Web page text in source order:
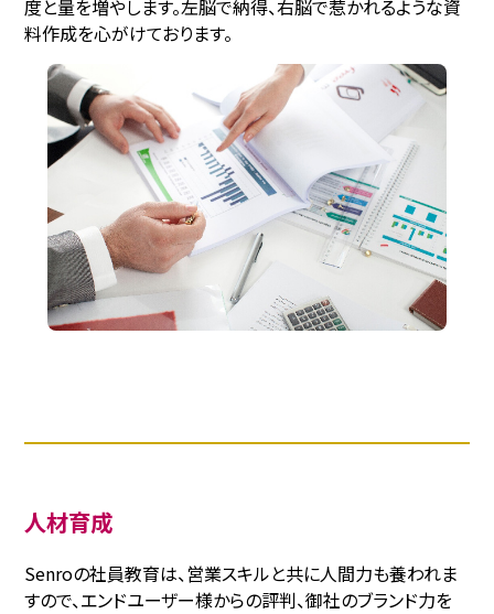
度と量を増やします。左脳で納得、右脳で惹かれるような資
料作成を心がけております。
人材育成
Senroの社員教育は、営業スキルと共に人間力も養われま
すので、エンドユーザー様からの評判、御社のブランド力を